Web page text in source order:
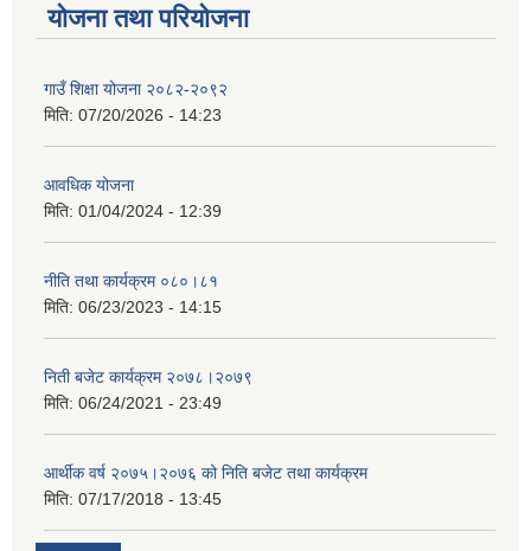
योजना तथा परियोजना
गाउँ शिक्षा योजना २०८२-२०९२
मिति: 07/20/2026 - 14:23
आवधिक योजना
मिति: 01/04/2024 - 12:39
नीति तथा कार्यक्रम ०८०।८१
मिति: 06/23/2023 - 14:15
निती बजेट कार्यक्रम २०७८।२०७९
मिति: 06/24/2021 - 23:49
आर्थीक वर्ष २०७५।२०७६ को निति बजेट तथा कार्यक्रम
मिति: 07/17/2018 - 13:45